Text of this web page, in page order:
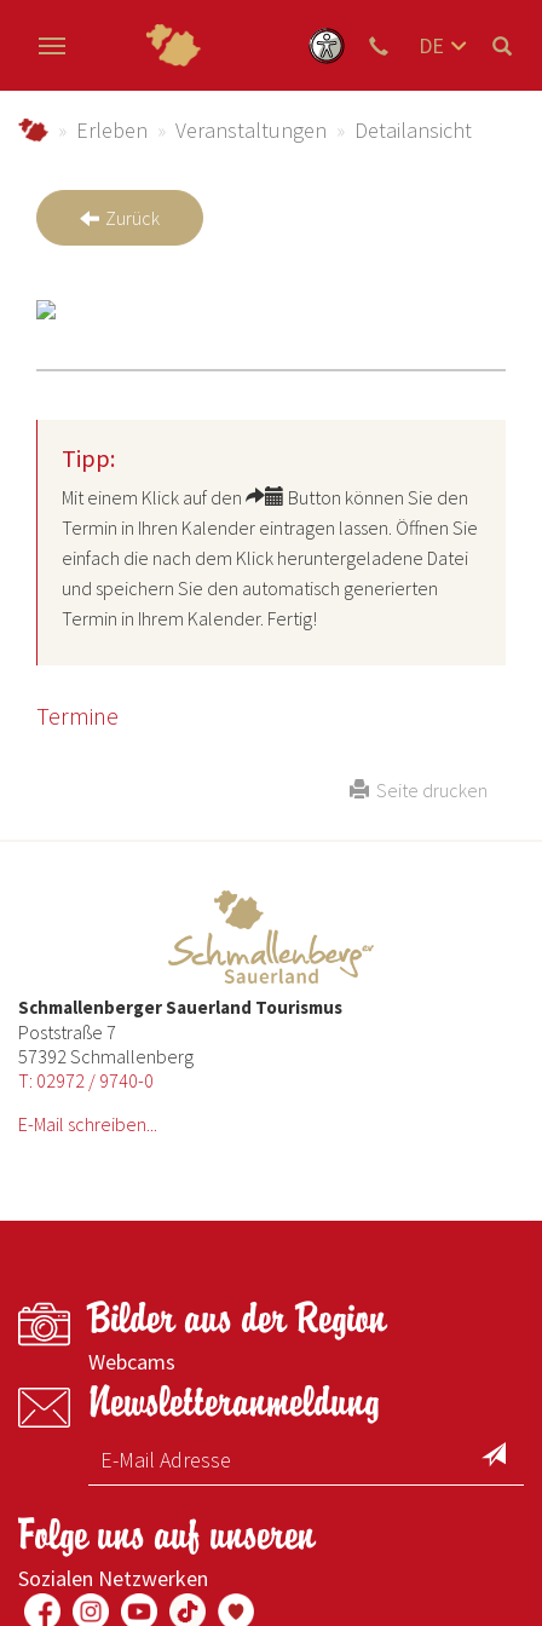
DE
schmallenberger-sauerland.de
Erleben Veranstaltungen Detailansicht
Zurück
Tipp:
Mit einem Klick auf den
Button können Sie den
Termin in Ihren Kalender eintragen lassen. Öffnen Sie
einfach die nach dem Klick heruntergeladene Datei
und speichern Sie den automatisch generierten
Termin in Ihrem Kalender. Fertig!
Termine
Seite drucken
Schmallenberger Sauerland Tourismus
Poststraße 7
57392 Schmallenberg
T: 02972 / 9740-0
E-Mail schreiben...
Bilder aus der Region
Webcams
Newsletteranmeldung
Folge uns auf unseren
Sozialen Netzwerken